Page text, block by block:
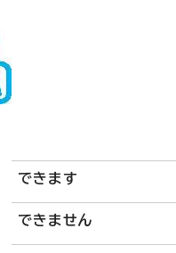
できます
できません